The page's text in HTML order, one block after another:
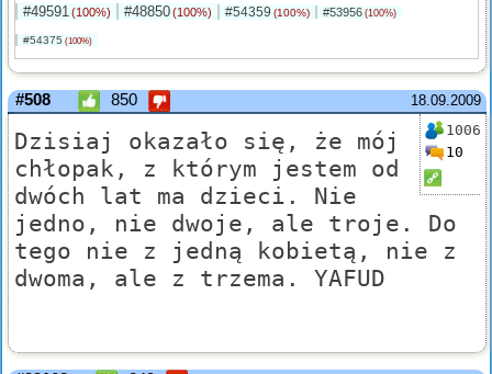
#49591(100%) #48850(100%) #54359 (100%) #53956 (100%)
#54375 (100%)
18.09.2009
#508 850
1006
10
Dzisiaj okazało się, że mój
chłopak, z którym jestem od
dwóch lat ma dzieci. Nie
jedno, nie dwoje, ale troje. Do
tego nie z jedną kobietą, nie z
dwoma, ale z trzema. YAFUD